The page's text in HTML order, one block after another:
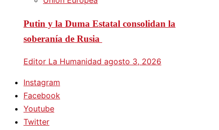
Putin y la Duma Estatal consolidan la
soberanía de Rusia
Editor La Humanidad agosto 3, 2026
Instagram
Facebook
Youtube
Twitter